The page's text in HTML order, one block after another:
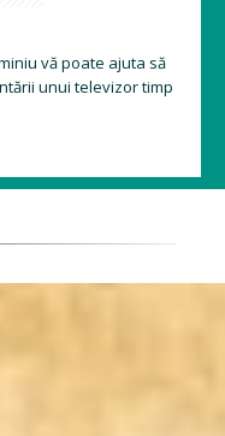
vă poate ajuta să
unui televizor timp